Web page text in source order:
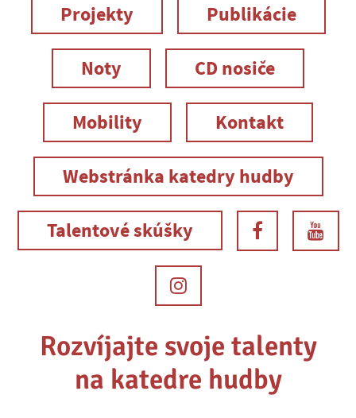
Projekty Publikácie
Noty CD nosiče
Mobility Kontakt
Webstránka katedry hudby
Talentové skúšky
Rozvíjajte svoje talenty
na katedre hudby